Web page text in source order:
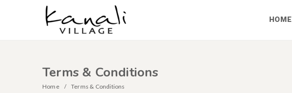
HOME
Terms & Conditions
Home Terms & Conditions